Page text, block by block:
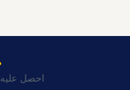
احصل عليه